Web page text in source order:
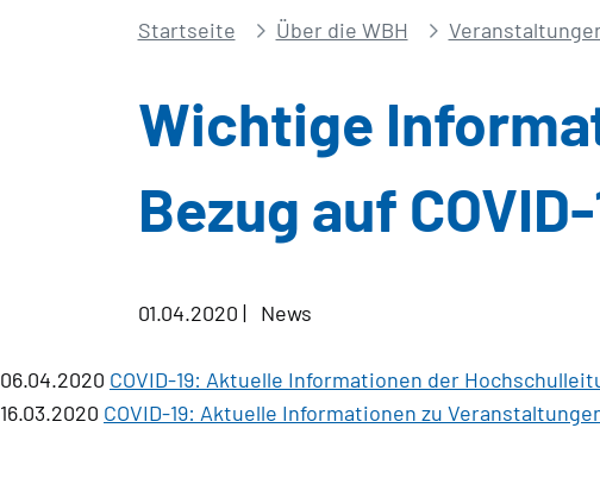
Startseite Über die WBH
Wichtige
Bezug auf
01.04.2020 | News
06.04.2020 COVID-19: Aktuelle Informationen der
16.03.2020 COVID-19: Aktuelle Informationen zu